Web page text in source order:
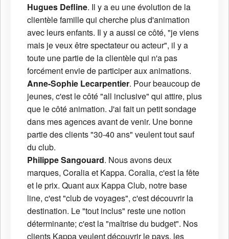
Hugues Defline. Il y a eu une évolution de la
clientèle famille qui cherche plus d'animation
avec leurs enfants. Il y a aussi ce côté, "je viens
mais je veux être spectateur ou acteur", il y a
toute une partie de la clientèle qui n'a pas
forcément envie de participer aux animations.
Anne-Sophie Lecarpentier. Pour beaucoup de
jeunes, c'est le côté "all inclusive" qui attire, plus
que le côté animation. J'ai fait un petit sondage
dans mes agences avant de venir. Une bonne
partie des clients "30-40 ans" veulent tout sauf
du club.
Philippe Sangouard. Nous avons deux
marques, Coralia et Kappa. Coralia, c'est la fête
et le prix. Quant aux Kappa Club, notre base
line, c'est "club de voyages", c'est découvrir la
destination. Le "tout inclus" reste une notion
déterminante; c'est la "maîtrise du budget". Nos
clients Kappa veulent découvrir le pays, les